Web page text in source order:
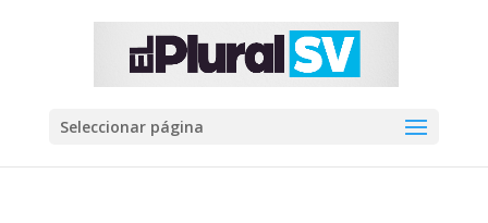
Seleccionar página